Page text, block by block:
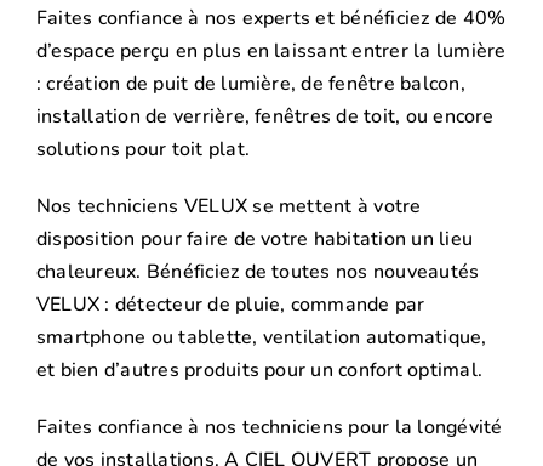
Faites confiance à nos experts et bénéficiez de 40%
d’espace perçu en plus en laissant entrer la lumière
: création de puit de lumière, de fenêtre balcon,
installation de verrière, fenêtres de toit, ou encore
solutions pour toit plat.
Nos techniciens VELUX se mettent à votre
disposition pour faire de votre habitation un lieu
chaleureux. Bénéficiez de toutes nos nouveautés
VELUX : détecteur de pluie, commande par
smartphone ou tablette, ventilation automatique,
et bien d’autres produits pour un confort optimal.
Faites confiance à nos techniciens pour la longévité
de vos installations. A CIEL OUVERT propose un